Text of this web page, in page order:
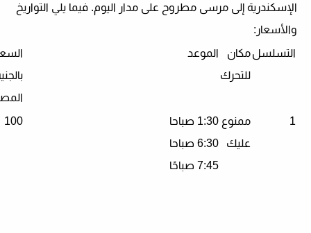
الإسكندرية إلى مرسى مطروح على مدار اليوم. فيما يلي التواريخ
والأسعار:
التسلسلمكان
للتحرك
الموعد
1
ممنوع
عليك
1:30 صباحا
6:30 صباحا
7:45 صباحًا
100